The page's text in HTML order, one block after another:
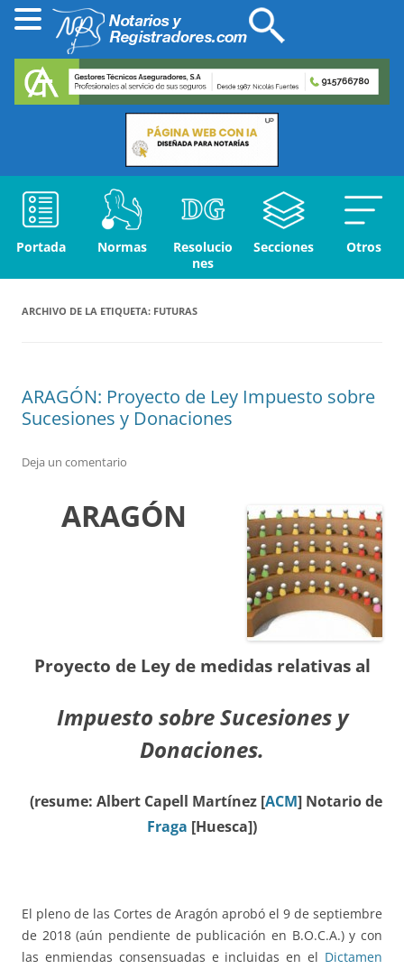
Portada Normas
Resolucio
nes
Secciones Otros
ARCHIVO DE LA ETIQUETA: FUTURAS
ARAGÓN: Proyecto de Ley Impuesto sobre
Sucesiones y Donaciones
Deja un comentario
ARAGÓN
Proyecto de Leyde medidas relativas al
Impuesto sobre Sucesiones y
Donaciones.
(resume: Albert Capell Martínez [ACM] Notario de
Fraga [Huesca])
El pleno de las Cortes de Aragón aprobó el 9 de septiembre
de 2018 (aún pendiente de publicación en B.O.C.A.) y con
las enmiendas consensuadas e incluidas en el Dictamen